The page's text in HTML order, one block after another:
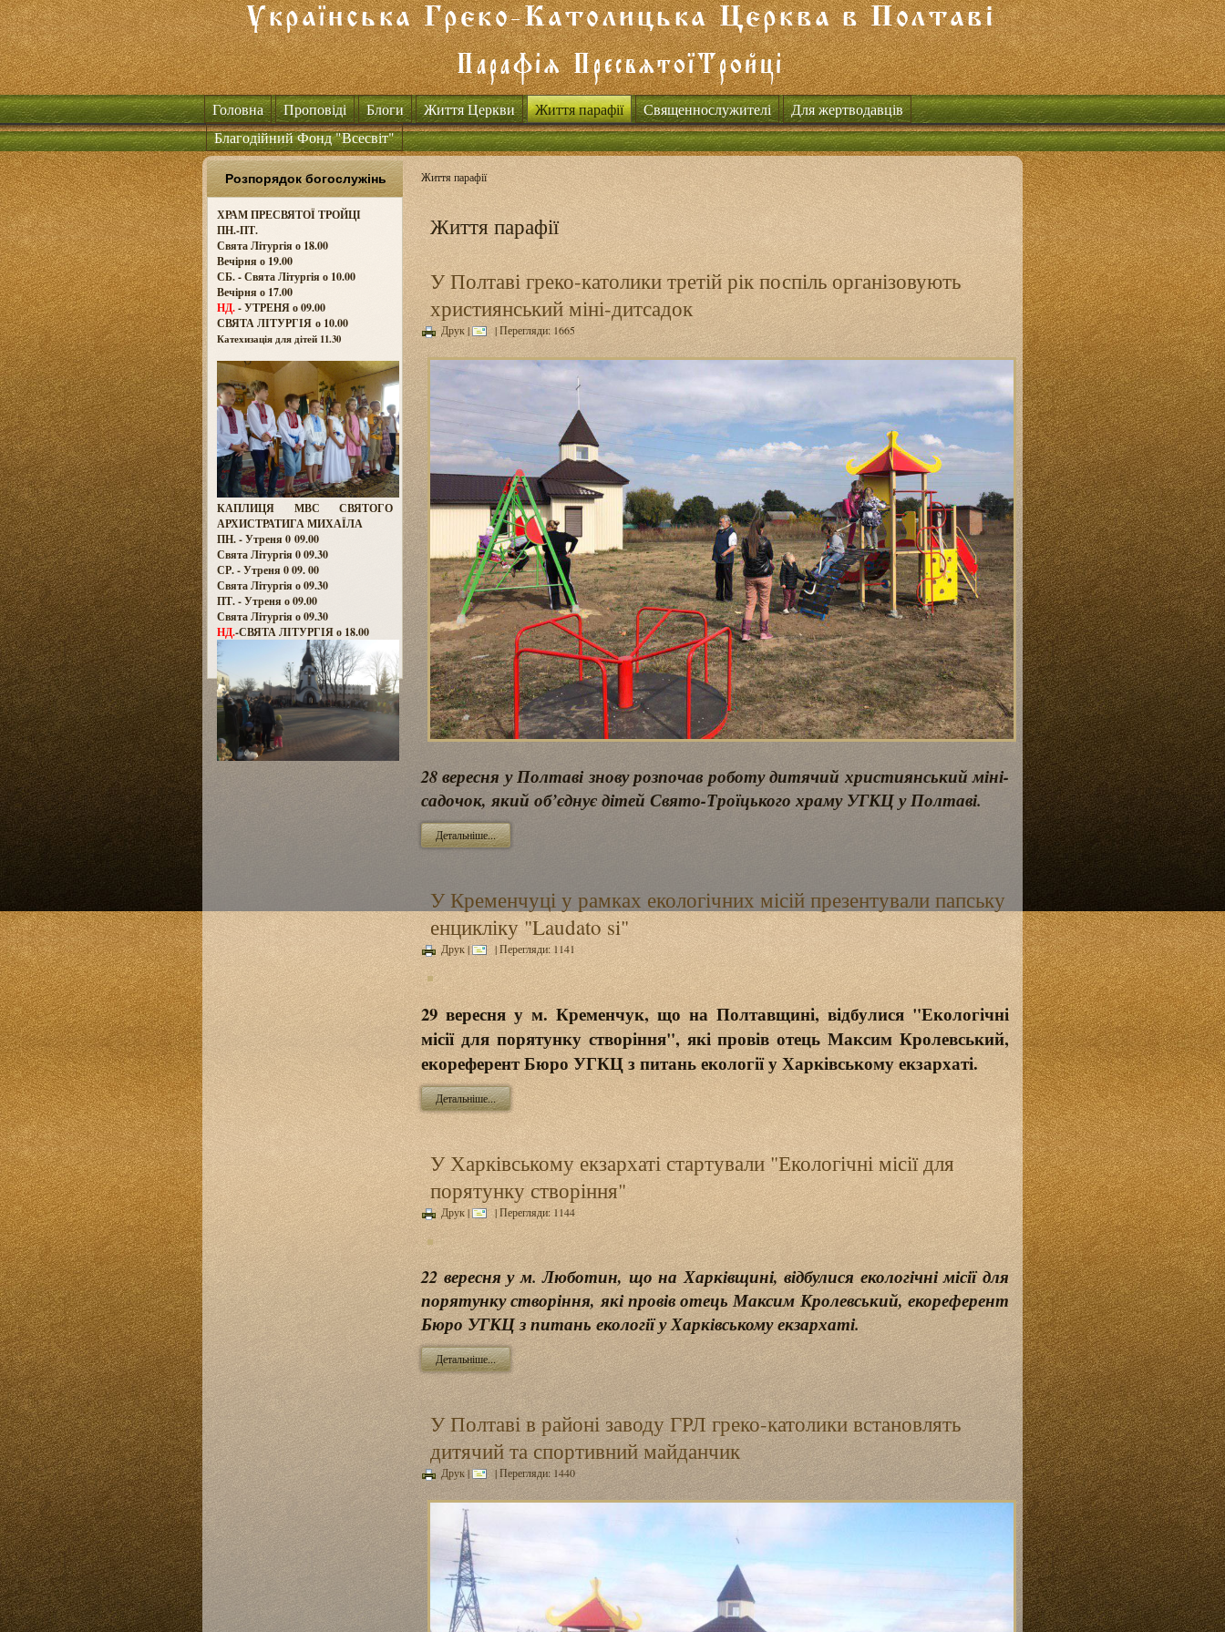
Головна Проповіді Блоги Життя Церкви Життя парафії Священнослужителі
Для жертводавців
Благодійний Фонд "Всесвіт"
Розпорядок богослужінь
ХРАМ ПРЕСВЯТОЇ ТРОЙЦІ
ПН.-ПТ.
Свята Літургія о 18.00
Вечірня о 19.00
СБ. - Свята Літургія о 10.00
Вечірня о 17.00
НД.- УТРЕНЯ о 09.00
СВЯТА ЛІТУРГІЯ о 10.00
Катехизація для дітей 11.30
КАПЛИЦЯ МВС СВЯТОГО
АРХИСТРАТИГА МИХАЇЛА
ПН. - Утреня 0 09.00
Свята Літургія 0 09.30
СР. - Утреня 0 09. 00
Свята Літургія о 09.30
ПТ. - Утреня о 09.00
Свята Літургія о 09.30
НД.-СВЯТА ЛІТУРГІЯ о 18.00
Життя парафії
Життя парафії
У Полтаві греко-католики третій рік поспіль організовують
християнський міні-дитсадок
Друк| | Перегляди: 1665
28 вересня у Полтаві знову розпочав роботу дитячий християнський міні-
садочок, який об’єднує дітей Свято-Троїцького храму УГКЦ у Полтаві.
Детальніше...
У Кременчуці у рамках екологічних місій презентували папську
енцикліку "Laudato si"
Друк| | Перегляди: 1141
29 вересня у м. Кременчук, що на Полтавщині, відбулися "Екологічні
місії для порятунку створіння", які провів отець Максим Кролевський,
екореферент Бюро УГКЦ з питань екології у Харківському екзархаті.
Детальніше...
У Харківському екзархаті стартували "Екологічні місії для
порятунку створіння"
Друк| | Перегляди: 1144
22 вересня у м. Люботин, що на Харківщині, відбулися екологічні місії для
порятунку створіння, які провів отець Максим Кролевський, екореферент
Бюро УГКЦ з питань екології у Харківському екзархаті.
Детальніше...
У Полтаві в районі заводу ГРЛ греко-католики встановлять
дитячий та спортивний майданчик
Друк| | Перегляди: 1440